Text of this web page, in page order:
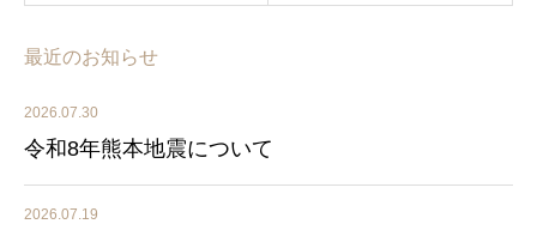
最近のお知らせ
2026.07.30
令和8年熊本地震について
2026.07.19